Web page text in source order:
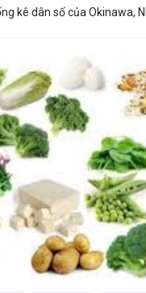
kê dân số của Okinawa,